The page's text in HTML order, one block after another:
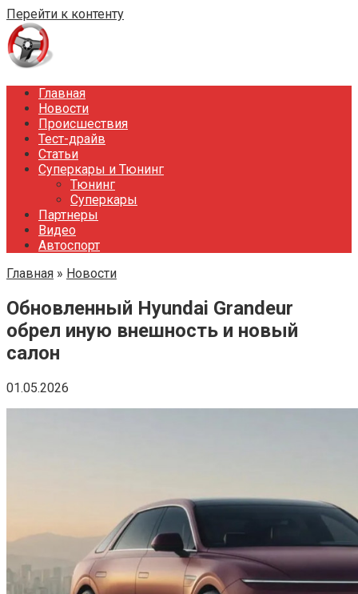
Перейти к контенту
Главная
Новости
Происшествия
Тест-драйв
Статьи
Суперкары и Тюнинг
Тюнинг
Суперкары
Партнеры
Видео
Автоспорт
Главная » Новости
Обновленный Hyundai Grandeur
обрел иную внешность и новый
салон
01.05.2026